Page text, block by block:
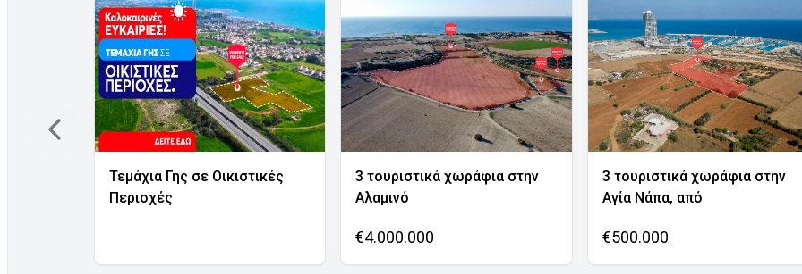
Τεμάχια Γης σε Οικιστικές
Περιοχές
3 τουριστικά χωράφια στην
Αλαμινό
€4.000.000
3 τουριστικά χωράφια στην
Αγία Νάπα, από
€500.000